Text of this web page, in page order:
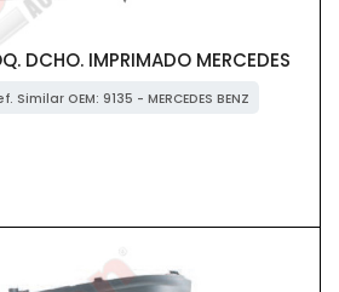
DCHO. IMPRIMADO MERCEDES
Similar OEM: 9135 - MERCEDES BENZ